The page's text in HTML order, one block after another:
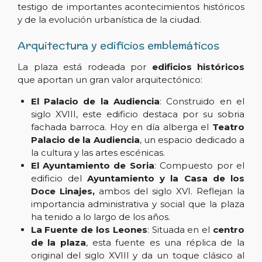
testigo de importantes acontecimientos históricos
y de la evolución urbanística de la ciudad.
Arquitectura y edificios emblemáticos
La plaza está rodeada por edificios históricos
que aportan un gran valor arquitectónico:
El Palacio de la Audiencia: Construido en el
siglo XVIII, este edificio destaca por su sobria
fachada barroca. Hoy en día alberga el Teatro
Palacio de la Audiencia, un espacio dedicado a
la cultura y las artes escénicas.
El Ayuntamiento de Soria: Compuesto por el
edificio del Ayuntamiento y la Casa de los
Doce Linajes,ambos del siglo XVI. Reflejan la
importancia administrativa y social que la plaza
ha tenido a lo largo de los años.
La Fuente de los Leones: Situada en el centro
de la plaza, esta fuente es una réplica de la
original del siglo XVIII y da un toque clásico al